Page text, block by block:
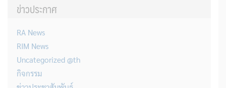
ข่าวประกาศ
RA News
RIM News
Uncategorized @th
กิจกรรม